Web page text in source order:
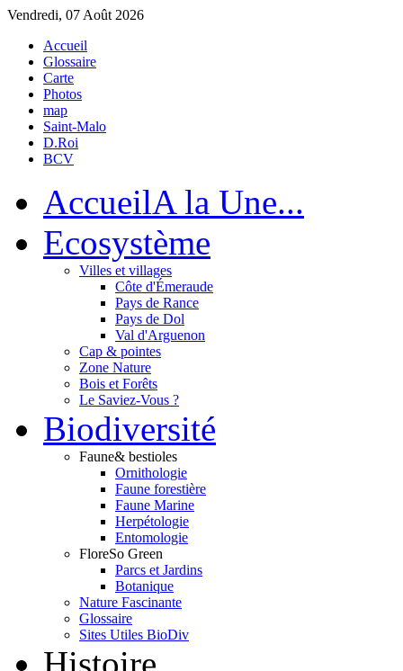
Vendredi, 07 Août 2026
Accueil
Glossaire
Carte
Photos
map
Saint-Malo
D.Roi
BCV
AccueilA la Une...
Ecosystème
Villes et villages
Côte d'Émeraude
Pays de Rance
Pays de Dol
Val d'Arguenon
Cap & pointes
Zone Nature
Bois et Forêts
Le Saviez-Vous ?
Biodiversité
Faune& bestioles
Ornithologie
Faune forestière
Faune Marine
Herpétologie
Entomologie
FloreSo Green
Parcs et Jardins
Botanique
Nature Fascinante
Glossaire
Sites Utiles BioDiv